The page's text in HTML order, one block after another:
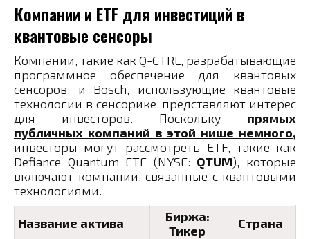
Компании и ETF для инвестиций в
квантовые сенсоры
Компании, такие как Q-CTRL, разрабатывающие
программное обеспечение для квантовых
сенсоров, и Bosch, использующие квантовые
технологии в сенсорике, представляют интерес
для инвесторов. Поскольку прямых
публичных компаний в этой нише немного,
инвесторы могут рассмотреть ETF, такие как
Defiance Quantum ETF (NYSE: QTUM), которые
включают компании, связанные с квантовыми
технологиями.
Название актива
Биржа:
Тикер
Страна